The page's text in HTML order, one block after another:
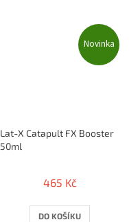
Novinka
Lat-X Catapult FX Booster
50ml
465 Kč
DO KOŠÍKU